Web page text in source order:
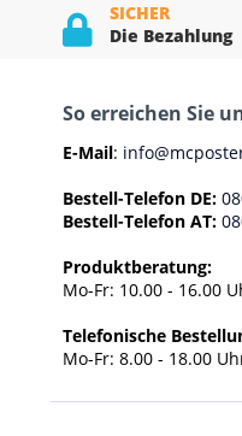
SICHER
Die Bezahlung
So erreichen Sie
E-Mail:
Bestell-Telefon DE:
Bestell-Telefon AT:
Produktberatung:
Mo-Fr: 10.00 - 16.00
Telefonische
Mo-Fr: 8.00 - 18.00